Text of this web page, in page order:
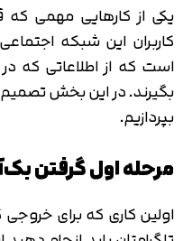
یکی از کارهایی مهمی که
کاربران این شبکه
است که از اطلاعاتی که
بگیرند. در این بخش
بپردازیم.
مرحله اول گرفتن
اولین کاری که برای